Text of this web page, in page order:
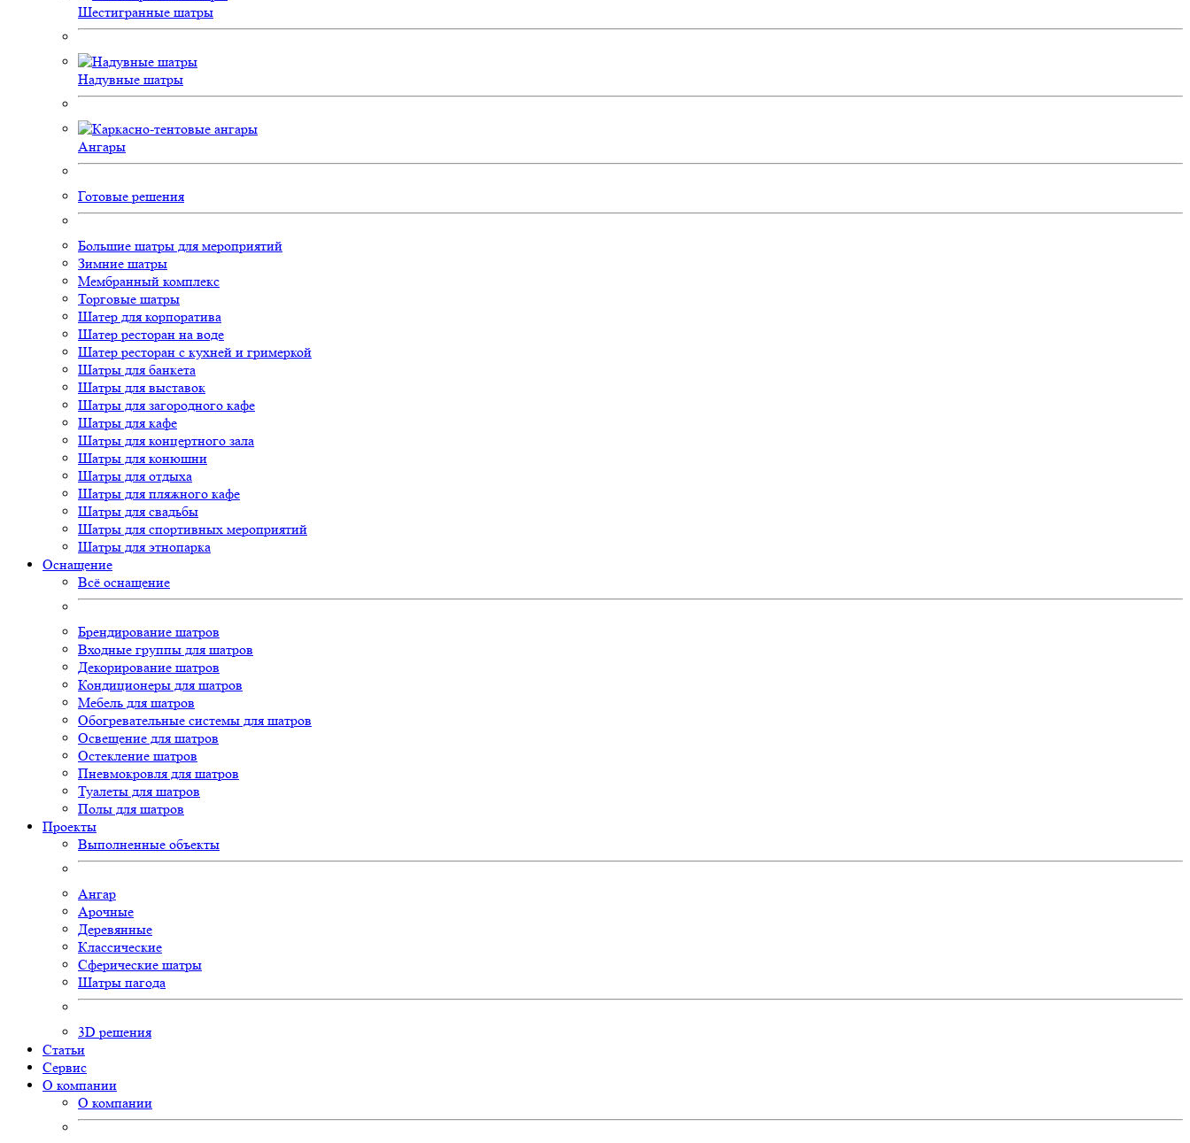
Шестигранные шатры
Надувные шатры
Ангары
Готовые решения
Большие шатры для мероприятий
Зимние шатры
Мембранный комплекс
Торговые шатры
Шатер для корпоратива
Шатер ресторан на воде
Шатер ресторан с кухней и гримеркой
Шатры для банкета
Шатры для выставок
Шатры для загородного кафе
Шатры для кафе
Шатры для концертного зала
Шатры для конюшни
Шатры для отдыха
Шатры для пляжного кафе
Шатры для свадьбы
Шатры для спортивных мероприятий
Шатры для этнопарка
Оснащение
Всё оснащение
Брендирование шатров
Входные группы для шатров
Декорирование шатров
Кондиционеры для шатров
Мебель для шатров
Обогревательные системы для шатров
Освещение для шатров
Остекление шатров
Пневмокровля для шатров
Туалеты для шатров
Полы для шатров
Проекты
Выполненные объекты
Ангар
Арочные
Деревянные
Классические
Сферические шатры
Шатры пагода
3D решения
Статьи
Сервис
О компании
О компании